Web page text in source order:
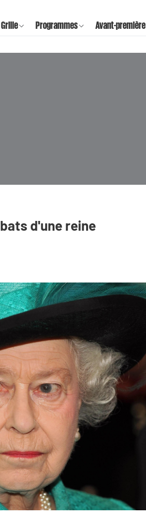
Grille Programmes Avant-première
d'une reine